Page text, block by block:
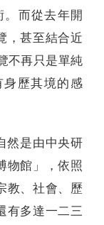
而從去年開
，甚至結合近
不再只是單純
歷其境的感
然是由中央研
物館」，依照
教、社會、歷
有多達一二三